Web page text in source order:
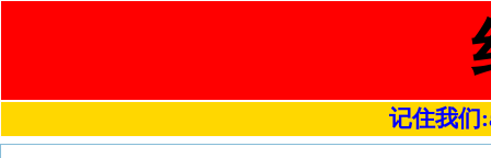
记住我们